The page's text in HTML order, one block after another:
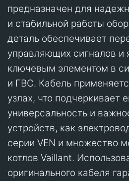
предназначен для
и стабильной работы
деталь обеспечивает
управляющих сигналов и
ключевым элементом в
и ГВС. Кабель
узлах, что подчеркивает
универсальность и
устройств, как
серии VEN и множество
котлов Vaillant.
оригинального кабеля